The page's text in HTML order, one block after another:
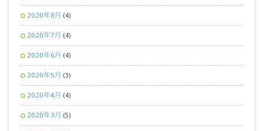
2020年8月 (4)
2020年7月 (4)
2020年6月 (4)
2020年5月 (3)
2020年4月 (4)
2020年3月 (5)